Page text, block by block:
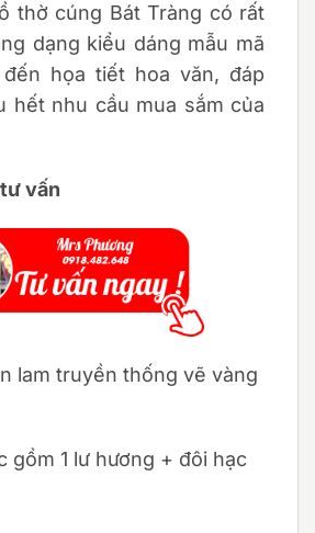
thờ cúng Bát Tràng có rất
dạng kiểu dáng mẫu mã
họa tiết hoa văn, đáp
hết nhu cầu mua sắm của
vấn
lam truyền thống vẽ vàng
gồm 1 lư hương + đôi hạc